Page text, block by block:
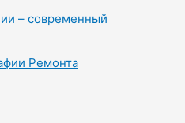
– современный
Ремонта